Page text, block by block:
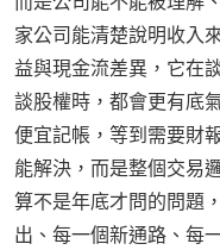
家公司能清楚說明收入
益與現金流差異，它在
談股權時，都會更有底
便宜記帳，等到需要財
能解決，而是整個交易
算不是年底才問的問題
出、每一個新通路、每